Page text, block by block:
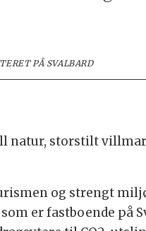
PÅ SVALBARD
natur, storstilt
og strengt
er fastboende på